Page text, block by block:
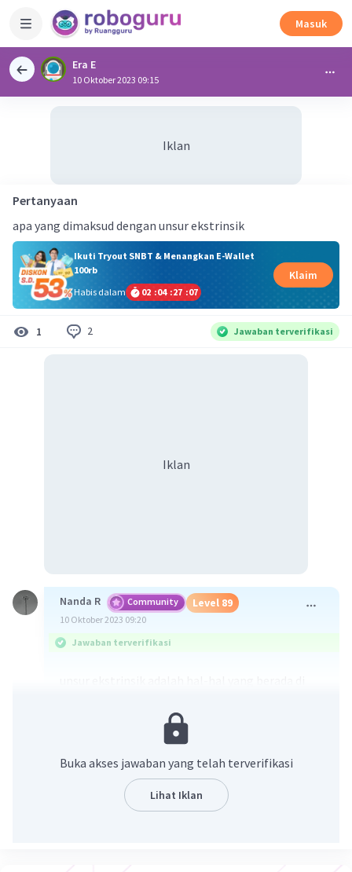
Masuk
Era E
10 Oktober 2023 09:15
Iklan
Pertanyaan
apa yang dimaksud dengan unsur ekstrinsik
Ikuti Tryout SNBT & Menangkan E-Wallet
100rb
Habis dalam
02 :04 :27 :07
Klaim
1 2 Jawaban terverifikasi
Iklan
Nanda R Community Level 89
10 Oktober 2023 09:20
Jawaban terverifikasi
latar belakang penulis, latar belakang
masyarakat, dan nilai yang terkandung
Beri Rating Balas
Buka akses jawaban yang telah terverifikasi
Lihat Iklan